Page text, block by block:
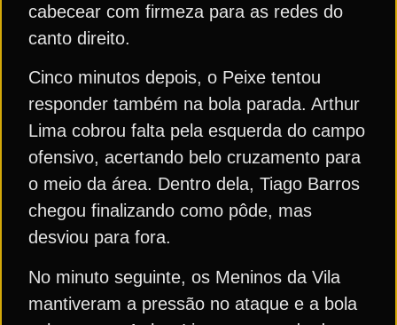
cabecear com firmeza para as redes do
canto direito.
Cinco minutos depois, o Peixe tentou
responder também na bola parada. Arthur
Lima cobrou falta pela esquerda do campo
ofensivo, acertando belo cruzamento para
o meio da área. Dentro dela, Tiago Barros
chegou finalizando como pôde, mas
desviou para fora.
No minuto seguinte, os Meninos da Vila
mantiveram a pressão no ataque e a bola